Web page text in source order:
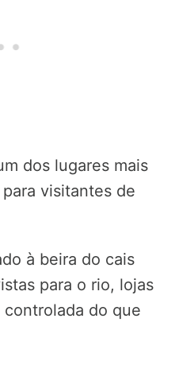
dos lugares mais
visitantes de
à beira do cais
para o rio, lojas
controlada do que